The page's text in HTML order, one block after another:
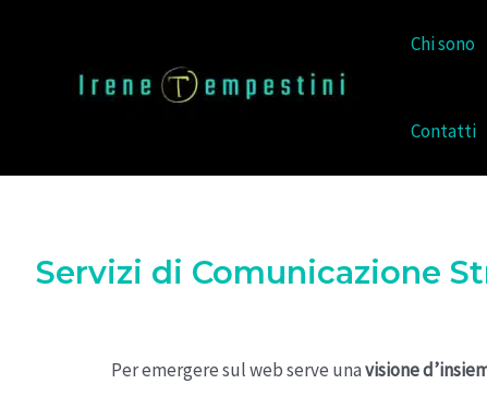
Chi sono
Contatti
Servizi di Comunicazione
Per emergere sul web serve unavisione